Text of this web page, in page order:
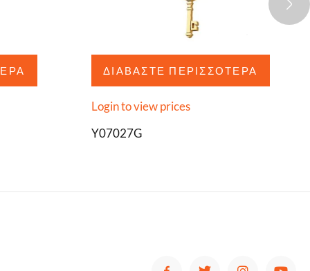
ΔΙΑΒΆΣΤΕ ΠΕΡΙΣΣΌΤΕΡΑ
Login to view prices
Y07027G